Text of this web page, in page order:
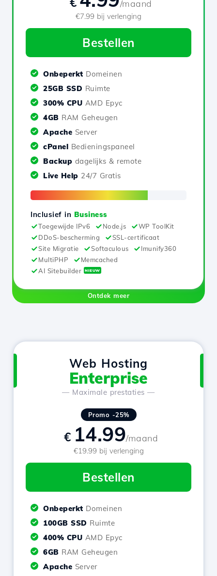
/maand
€7.99 bij verlenging
Bestellen
Onbeperkt Domeinen
25GB SSD Ruimte
300% CPU AMD Epyc
4GB RAM Geheugen
Apache Server
cPanel Bedieningspaneel
Backup dagelijks & remote
Live Help 24/7 Gratis
Inclusief in Business
Toegewijde IPv6 Node.js
WP ToolKit
DDoS-bescherming
SSL-certificaat
Site Migratie
Softaculous
Imunify360
MultiPHP
Memcached
AI Sitebuilder
NIEUW
Ontdek meer
Web Hosting
Enterprise
— Maximale prestaties —
Promo -25%
€ 14.99/maand
€19.99 bij verlenging
Bestellen
Onbeperkt Domeinen
100GB SSD Ruimte
400% CPU AMD Epyc
6GB RAM Geheugen
Apache Server